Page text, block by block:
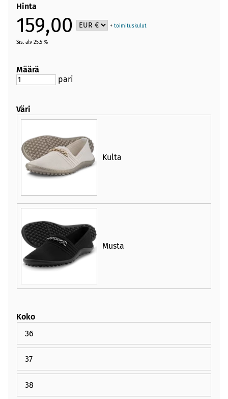
Hinta
159,00 +toimituskulut
Sis. alv 25.5 %
Määrä
pari
Väri
Kulta
Musta
Koko
36
37
38